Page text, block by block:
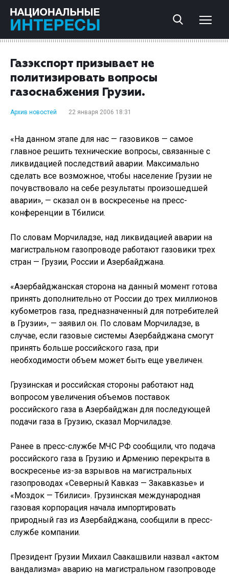
Газэкспорт призывает не
политизировать вопросы
газоснабжения Грузии.
Архив новостей 22 января 2006 18:31
«На данном этапе для нас — газовиков — самое
главное решить технические вопросы, связанные с
ликвидацией последствий аварии. Максимально
сделать все возможное, чтобы население Грузии не
почувствовало на себе результаты произошедшей
аварии», — сказал он в воскресенье на пресс-
конференции в Тбилиси.
По словам Морчиладзе, над ликвидацией аварии на
магистральном газопроводе работают газовики трех
стран — Грузии, России и Азербайджана.
«Азербайджанская сторона на данный момент готова
принять дополнительно от России до трех миллионов
кубометров газа, предназначенный для потребителей
в Грузии», — заявил он. По словам Морчиладзе, в
случае, если газовые системы Азербайджана смогут
принять больше российского газа, при
необходимости объем может быть еще увеличен.
Грузинская и российская стороны работают над
вопросом увеличения объемов поставок
российского газа в Азербайджан для последующей
подачи газа в Грузию, сказал Морчиладзе.
Ранее в пресс-службе МЧС РФ сообщили, что подача
российского газа в Грузию и Армению перекрыта в
воскресенье из-за взрывов на магистральных
газопроводах «Северный Кавказ — Закавказье» и
«Моздок — Тбилиси». Грузинская международная
газовая корпорация начала импортировать
природный газ из Азербайджана, сообщили в пресс-
службе компании.
Президент Грузии Михаил Саакашвили назвал «актом
вандализма» аварию на магистральном газопроводе